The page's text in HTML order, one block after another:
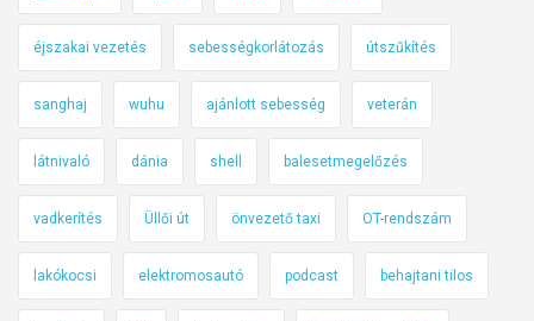
éjszakai vezetés sebességkorlátozás útszűkítés
sanghaj wuhu ajánlott sebesség veterán
látnivaló dánia shell balesetmegelőzés
vadkerítés Üllői út önvezető taxi OT-rendszám
lakókocsi elektromosautó podcast behajtani tilos